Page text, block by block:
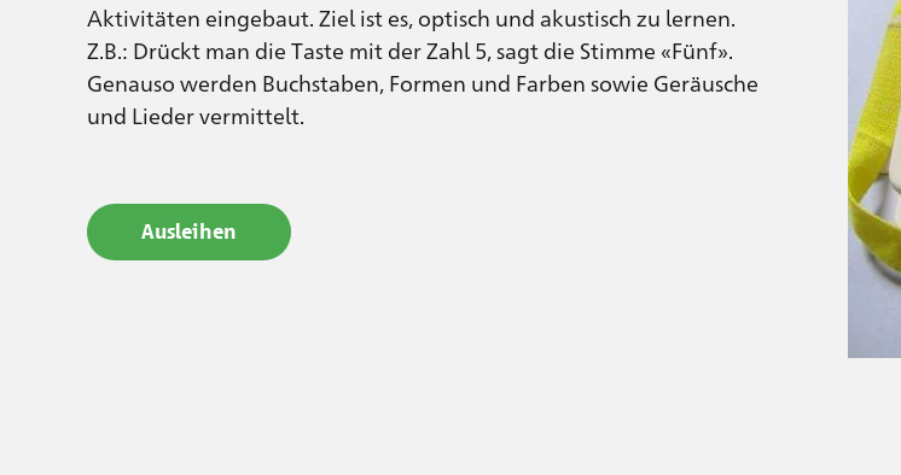
Aktivitäten eingebaut. Ziel ist es, optisch und akustisch zu lernen.
Z.B.: Drückt man die Taste mit der Zahl 5, sagt die Stimme «Fünf».
Genauso werden Buchstaben, Formen und Farben sowie Geräusche
und Lieder vermittelt.
Ausleihen